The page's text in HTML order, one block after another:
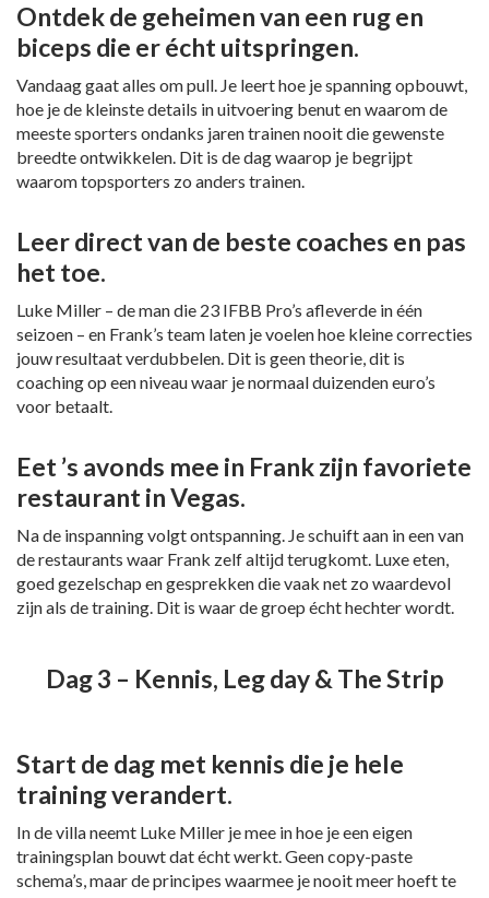
Ontdek de geheimen van een rug en
biceps die er écht uitspringen.
Vandaag gaat alles om pull. Je leert hoe je spanning opbouwt,
hoe je de kleinste details in uitvoering benut en waarom de
meeste sporters ondanks jaren trainen nooit die gewenste
breedte ontwikkelen. Dit is de dag waarop je begrijpt
waarom topsporters zo anders trainen.
Leer direct van de beste coaches en pas
het toe.
Luke Miller – de man die 23 IFBB Pro’s afleverde in één
seizoen – en Frank’s team laten je voelen hoe kleine correcties
jouw resultaat verdubbelen. Dit is geen theorie, dit is
coaching op een niveau waar je normaal duizenden euro’s
voor betaalt.
Eet ’s avonds mee in Frank zijn favoriete
restaurant in Vegas.
Na de inspanning volgt ontspanning. Je schuift aan in een van
de restaurants waar Frank zelf altijd terugkomt. Luxe eten,
goed gezelschap en gesprekken die vaak net zo waardevol
zijn als de training. Dit is waar de groep écht hechter wordt.
Dag 3 – Kennis, Leg day & The Strip
Start de dag met kennis die je hele
training verandert.
In de villa neemt Luke Miller je mee in hoe je een eigen
trainingsplan bouwt dat écht werkt. Geen copy-paste
schema’s, maar de principes waarmee je nooit meer hoeft te